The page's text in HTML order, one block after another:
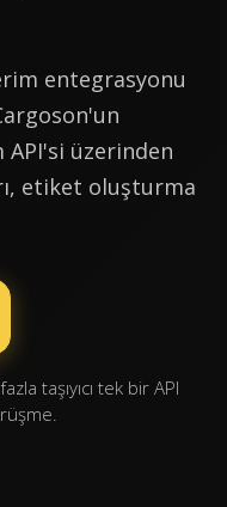
entegrasyonu
API'si üzerinden
etiket oluşturma
taşıyıcı tek bir API